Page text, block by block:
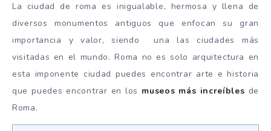
La ciudad de roma es inigualable, hermosa y llena de
diversos monumentos antiguos que enfocan su gran
importancia y valor, siendo una las ciudades más
visitadas en el mundo. Roma no es solo arquitectura en
esta imponente ciudad puedes encontrar arte e historia
que puedes encontrar en los museos más increíbles de
Roma.